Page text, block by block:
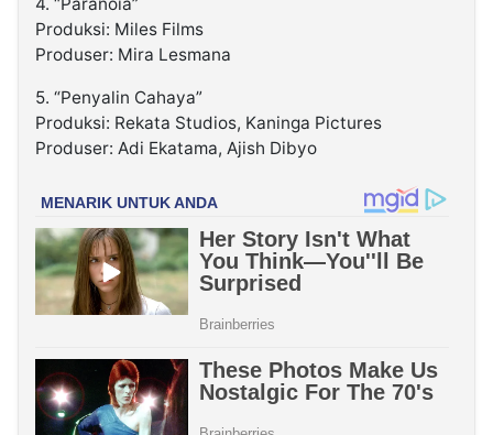
Produksi: Miles Films
Produser: Mira Lesmana
5. “Penyalin Cahaya”
Produksi: Rekata Studios, Kaninga Pictures
Produser: Adi Ekatama, Ajish Dibyo